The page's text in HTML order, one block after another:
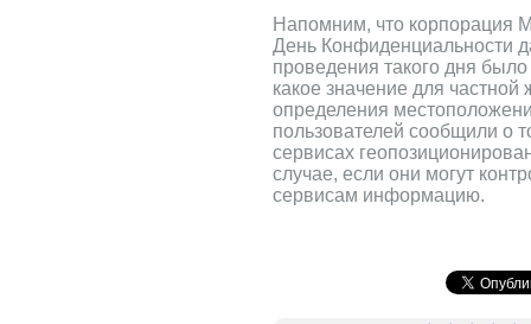
Напомним, что корпорация
День Конфиденциальности
проведения такого дня
какое значение для частной
определения
пользователей сообщили о
сервисах
случае, если они могут
сервисам информацию.